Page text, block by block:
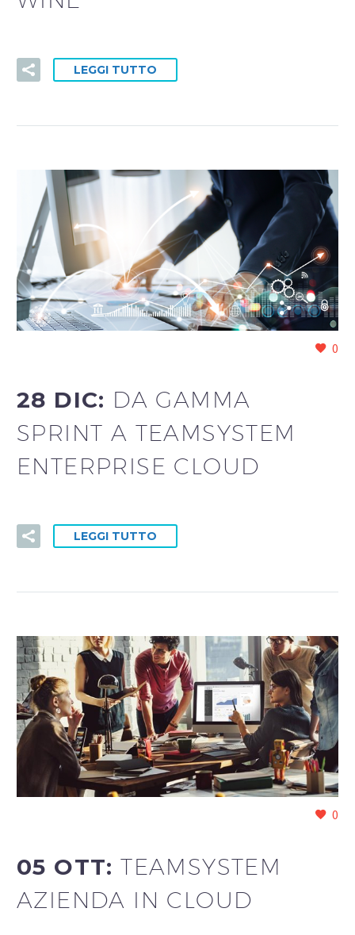
LEGGI TUTTO
0
28 DIC: DA GAMMA
SPRINT A TEAMSYSTEM
ENTERPRISE CLOUD
LEGGI TUTTO
0
05 OTT:TEAMSYSTEM
AZIENDA IN CLOUD